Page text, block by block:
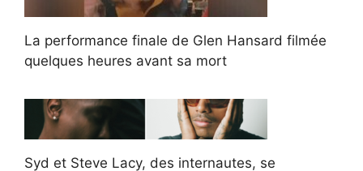
La performance finale de Glen Hansard filmée
quelques heures avant sa mort
Syd et Steve Lacy, des internautes, se